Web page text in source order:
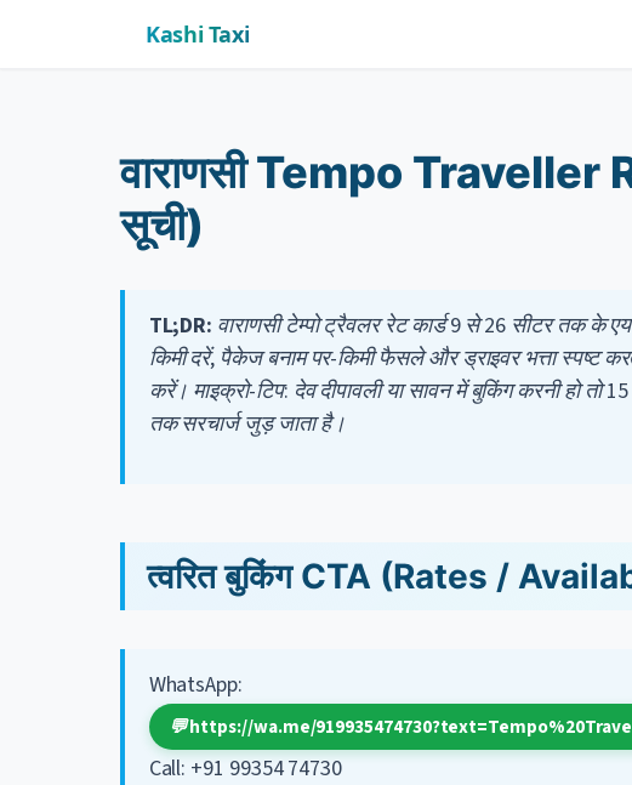
Kashi Taxi
वाराणसी Tempo Traveller
सूची)
TL;DR: वाराणसी टेम्पो ट्रैवलर रेट कार्ड 9 से 26 सीटर तक के
किमी दरें, पैकेज बनाम पर-किमी फैसले और ड्राइवर भत्ता स्पष्ट
करें। माइक्रो-टिप: देव दीपावली या सावन में बुकिंग करनी हो तो
तक सरचार्ज जुड़ जाता है।
त्वरित बुकिंग CTA (Rates /
WhatsApp:
💬 https://wa.me/
Call: +91 99354 74730